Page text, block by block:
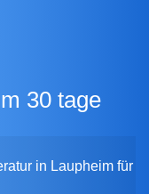
30 tage
in Laupheim für